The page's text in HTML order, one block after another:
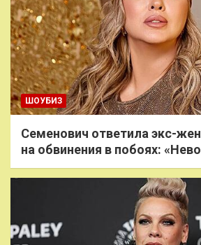
ШОУБИЗ
Семенович ответила экс-
на обвинения в побоях: